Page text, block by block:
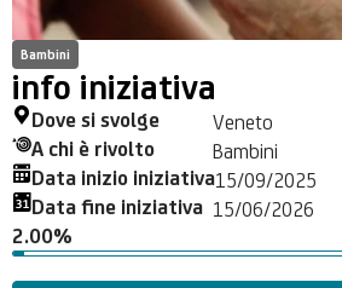
Bambini
info iniziativa
Dove si svolge Veneto
A chi è rivolto Bambini
Data inizio iniziativa15/09/2025
Data fine iniziativa 15/06/2026
2.00%